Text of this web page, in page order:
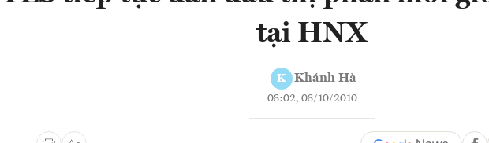
tại HNX
K Khánh Hà
08:02, 08/10/2010